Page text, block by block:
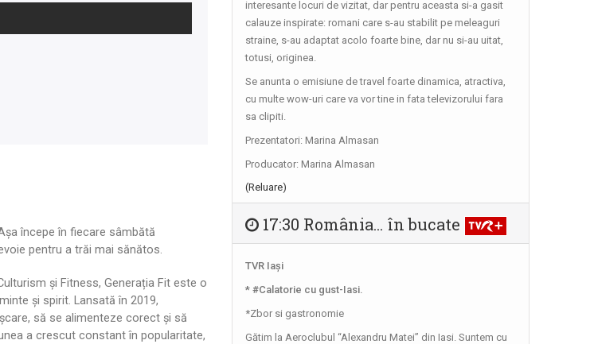
începe în fiecare sâmbătă
pentru a trăi mai sănătos.
și Fitness, Generația Fit este o
și spirit. Lansată în 2019,
să se alimenteze corect și să
a crescut constant în popularitate,
TELEJURNALUL TVR 2
ne ...
Tot ce contează cu adevărat în
educația din ...
„Generația Fit” promovează mișcarea
FĂRĂ PREJUDECĂȚI!
Nimic despre noi fără noi! - aceasta
este ...
interesante locuri de vizitat, dar pentru aceasta si-a gasit
calauze inspirate: romani care s-au stabilit pe meleaguri
straine, s-au adaptat acolo foarte bine, dar nu si-au uitat,
totusi, originea.
Se anunta o emisiune de travel foarte dinamica, atractiva,
cu multe wow-uri care va vor tine in fata televizorului fara
sa clipiti.
Prezentatori: Marina Almasan
Producator: Marina Almasan
(Reluare)
17:30 România... în bucate
TVR Iaşi
* #Calatorie cu gust-Iasi.
*Zbor si gastronomie
Gătim la Aeroclubul “Alexandru Matei” din Iasi. Suntem cu